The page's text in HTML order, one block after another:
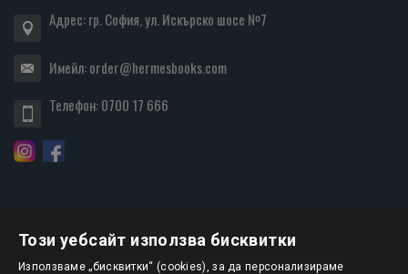
Адрес: гр. София, ул. Искърско шосе №7
Имейл:order@hermesbooks.com
Телефон:0700 17 666
Този уебсайт използва бисквитки
Използваме „бисквитки“ (cookies), за да персонализираме